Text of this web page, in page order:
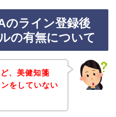
のライン登録後
の有無について
、美健知箋
をしていない